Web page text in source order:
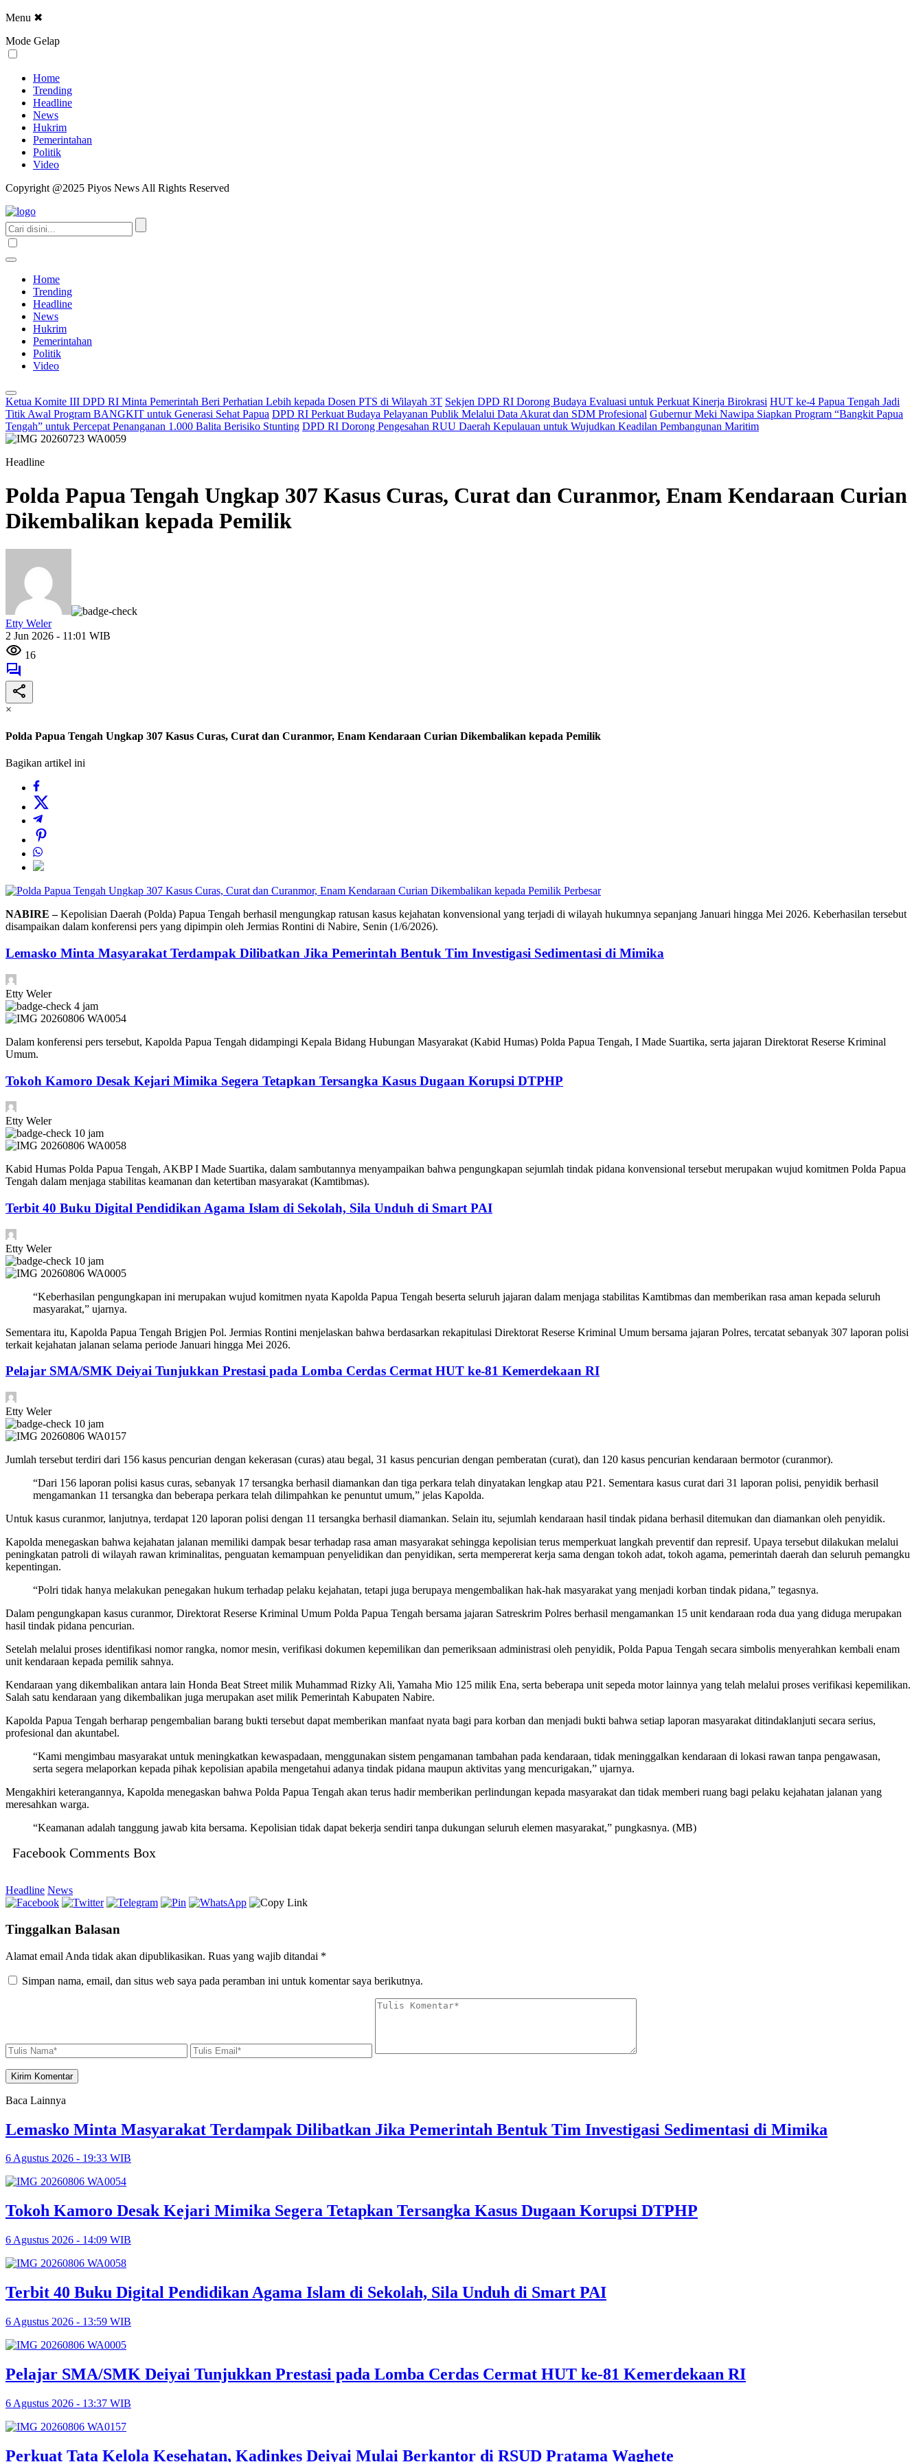
Menu ✖
Mode Gelap
Home
Trending
Headline
News
Hukrim
Pemerintahan
Politik
Video
Copyright @2025 Piyos News All Rights Reserved
Home
Trending
Headline
News
Hukrim
Pemerintahan
Politik
Video
Ketua Komite III DPD RI Minta Pemerintah Beri Perhatian Lebih kepada Dosen PTS di Wilayah 3T Sekjen DPD RI Dorong Budaya Evaluasi untuk Perkuat Kinerja Birokrasi HUT ke-4 Papua Tengah Jadi
Titik Awal Program BANGKIT untuk Generasi Sehat Papua DPD RI Perkuat Budaya Pelayanan Publik Melalui Data Akurat dan SDM Profesional Gubernur Meki Nawipa Siapkan Program “Bangkit Papua
Tengah” untuk Percepat Penanganan 1.000 Balita Berisiko Stunting DPD RI Dorong Pengesahan RUU Daerah Kepulauan untuk Wujudkan Keadilan Pembangunan Maritim
Headline
Polda Papua Tengah Ungkap 307 Kasus Curas, Curat dan Curanmor, Enam Kendaraan Curian
Dikembalikan kepada Pemilik
Etty Weler
2 Jun 2026 - 11:01 WIB
16
×
Polda Papua Tengah Ungkap 307 Kasus Curas, Curat dan Curanmor, Enam Kendaraan Curian Dikembalikan kepada Pemilik
Bagikan artikel ini
Perbesar
NABIRE –Kepolisian Daerah (Polda) Papua Tengah berhasil mengungkap ratusan kasus kejahatan konvensional yang terjadi di wilayah hukumnya sepanjang Januari hingga Mei 2026. Keberhasilan tersebut
disampaikan dalam konferensi pers yang dipimpin oleh Jermias Rontini di Nabire, Senin (1/6/2026).
Lemasko Minta Masyarakat Terdampak Dilibatkan Jika Pemerintah Bentuk Tim Investigasi Sedimentasi di Mimika
Etty Weler
4 jam
Dalam konferensi pers tersebut, Kapolda Papua Tengah didampingi Kepala Bidang Hubungan Masyarakat (Kabid Humas) Polda Papua Tengah, I Made Suartika, serta jajaran Direktorat Reserse Kriminal
Umum.
Tokoh Kamoro Desak Kejari Mimika Segera Tetapkan Tersangka Kasus Dugaan Korupsi DTPHP
Etty Weler
10 jam
Kabid Humas Polda Papua Tengah, AKBP I Made Suartika, dalam sambutannya menyampaikan bahwa pengungkapan sejumlah tindak pidana konvensional tersebut merupakan wujud komitmen Polda Papua
Tengah dalam menjaga stabilitas keamanan dan ketertiban masyarakat (Kamtibmas).
Terbit 40 Buku Digital Pendidikan Agama Islam di Sekolah, Sila Unduh di Smart PAI
Etty Weler
10 jam
“Keberhasilan pengungkapan ini merupakan wujud komitmen nyata Kapolda Papua Tengah beserta seluruh jajaran dalam menjaga stabilitas Kamtibmas dan memberikan rasa aman kepada seluruh
masyarakat,” ujarnya.
Sementara itu, Kapolda Papua Tengah Brigjen Pol. Jermias Rontini menjelaskan bahwa berdasarkan rekapitulasi Direktorat Reserse Kriminal Umum bersama jajaran Polres, tercatat sebanyak 307 laporan polisi
terkait kejahatan jalanan selama periode Januari hingga Mei 2026.
Pelajar SMA/SMK Deiyai Tunjukkan Prestasi pada Lomba Cerdas Cermat HUT ke-81 Kemerdekaan RI
Etty Weler
10 jam
Jumlah tersebut terdiri dari 156 kasus pencurian dengan kekerasan (curas) atau begal, 31 kasus pencurian dengan pemberatan (curat), dan 120 kasus pencurian kendaraan bermotor (curanmor).
“Dari 156 laporan polisi kasus curas, sebanyak 17 tersangka berhasil diamankan dan tiga perkara telah dinyatakan lengkap atau P21. Sementara kasus curat dari 31 laporan polisi, penyidik berhasil
mengamankan 11 tersangka dan beberapa perkara telah dilimpahkan ke penuntut umum,” jelas Kapolda.
Untuk kasus curanmor, lanjutnya, terdapat 120 laporan polisi dengan 11 tersangka berhasil diamankan. Selain itu, sejumlah kendaraan hasil tindak pidana berhasil ditemukan dan diamankan oleh penyidik.
Kapolda menegaskan bahwa kejahatan jalanan memiliki dampak besar terhadap rasa aman masyarakat sehingga kepolisian terus memperkuat langkah preventif dan represif. Upaya tersebut dilakukan melalui
peningkatan patroli di wilayah rawan kriminalitas, penguatan kemampuan penyelidikan dan penyidikan, serta mempererat kerja sama dengan tokoh adat, tokoh agama, pemerintah daerah dan seluruh pemangku
kepentingan.
“Polri tidak hanya melakukan penegakan hukum terhadap pelaku kejahatan, tetapi juga berupaya mengembalikan hak-hak masyarakat yang menjadi korban tindak pidana,” tegasnya.
Dalam pengungkapan kasus curanmor, Direktorat Reserse Kriminal Umum Polda Papua Tengah bersama jajaran Satreskrim Polres berhasil mengamankan 15 unit kendaraan roda dua yang diduga merupakan
hasil tindak pidana pencurian.
Setelah melalui proses identifikasi nomor rangka, nomor mesin, verifikasi dokumen kepemilikan dan pemeriksaan administrasi oleh penyidik, Polda Papua Tengah secara simbolis menyerahkan kembali enam
unit kendaraan kepada pemilik sahnya.
Kendaraan yang dikembalikan antara lain Honda Beat Street milik Muhammad Rizky Ali, Yamaha Mio 125 milik Ena, serta beberapa unit sepeda motor lainnya yang telah melalui proses verifikasi kepemilikan.
Salah satu kendaraan yang dikembalikan juga merupakan aset milik Pemerintah Kabupaten Nabire.
Kapolda Papua Tengah berharap pengembalian barang bukti tersebut dapat memberikan manfaat nyata bagi para korban dan menjadi bukti bahwa setiap laporan masyarakat ditindaklanjuti secara serius,
profesional dan akuntabel.
“Kami mengimbau masyarakat untuk meningkatkan kewaspadaan, menggunakan sistem pengamanan tambahan pada kendaraan, tidak meninggalkan kendaraan di lokasi rawan tanpa pengawasan,
serta segera melaporkan kepada pihak kepolisian apabila mengetahui adanya tindak pidana maupun aktivitas yang mencurigakan,” ujarnya.
Mengakhiri keterangannya, Kapolda menegaskan bahwa Polda Papua Tengah akan terus hadir memberikan perlindungan kepada masyarakat dan tidak memberi ruang bagi pelaku kejahatan jalanan yang
meresahkan warga.
“Keamanan adalah tanggung jawab kita bersama. Kepolisian tidak dapat bekerja sendiri tanpa dukungan seluruh elemen masyarakat,” pungkasnya. (MB)
Facebook Comments Box
Headline News
Tinggalkan Balasan
Alamat email Anda tidak akan dipublikasikan. Ruas yang wajib ditandai *
Simpan nama, email, dan situs web saya pada peramban ini untuk komentar saya berikutnya.
Baca Lainnya
Lemasko Minta Masyarakat Terdampak Dilibatkan Jika Pemerintah Bentuk Tim Investigasi Sedimentasi di Mimika
6 Agustus 2026 - 19:33 WIB
Tokoh Kamoro Desak Kejari Mimika Segera Tetapkan Tersangka Kasus Dugaan Korupsi DTPHP
6 Agustus 2026 - 14:09 WIB
Terbit 40 Buku Digital Pendidikan Agama Islam di Sekolah, Sila Unduh di Smart PAI
6 Agustus 2026 - 13:59 WIB
Pelajar SMA/SMK Deiyai Tunjukkan Prestasi pada Lomba Cerdas Cermat HUT ke-81 Kemerdekaan RI
6 Agustus 2026 - 13:37 WIB
Perkuat Tata Kelola Kesehatan, Kadinkes Deiyai Mulai Berkantor di RSUD Pratama Waghete